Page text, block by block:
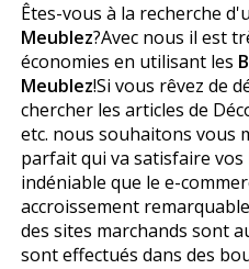
Êtes-vous à la recherche
Meublez?Avec nous il est
économies en utilisant les
Meublez!Si vous rêvez de
chercher les articles de
etc. nous souhaitons
parfait qui va satisfaire
indéniable que le e-
accroissement
des sites marchands sont
sont effectués dans des